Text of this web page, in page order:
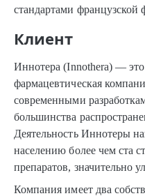
стандартами французской
Клиент
Иннотера (Innothera) — это
фармацевтическая
современными
большинства
Деятельность Иннотеры
населению более чем ста
препаратов, значительно
Компания имеет два